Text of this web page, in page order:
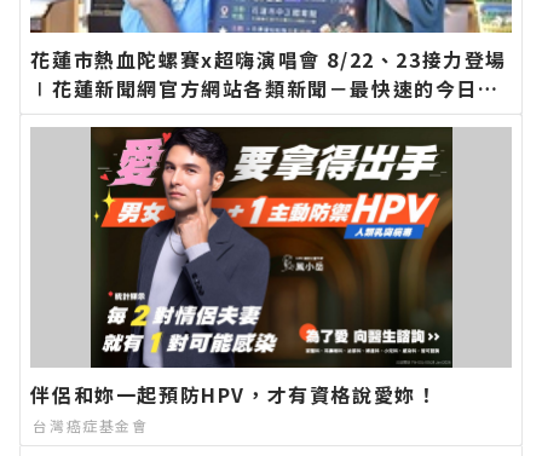
花蓮市熱血陀螺賽x超嗨演唱會 8/22、23接力登場
∣花蓮新聞網官方網站各類新聞－最快速的今日新
聞報導 最新的在地資訊！
伴侶和妳一起預防HPV，才有資格說愛妳！
台灣癌症基金會